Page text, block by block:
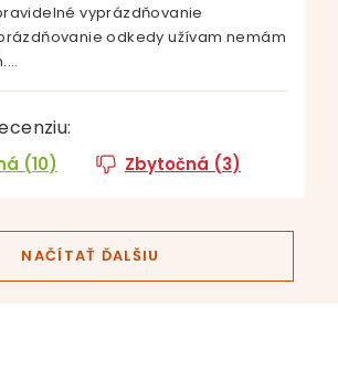
vyprázdňovanie
odkedy užívam nemám
(10) Zbytočná (3)
NAČÍTAŤ ĎALŠIU